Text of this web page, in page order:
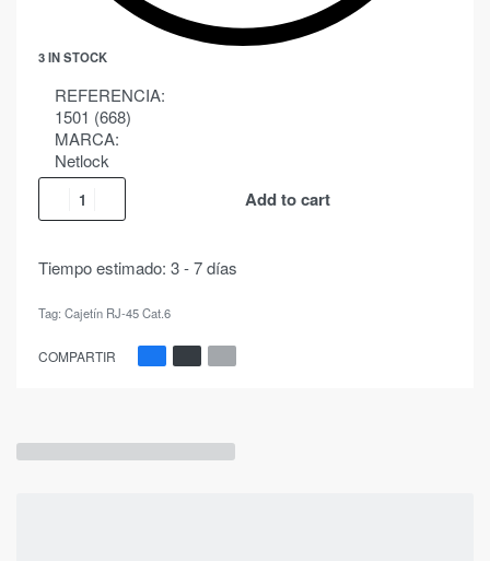
3 IN STOCK
REFERENCIA:
1501 (668)
MARCA:
Netlock
Add to cart
Tiempo estimado: 3 - 7 días
Tag: Cajetín RJ-45 Cat.6
COMPARTIR